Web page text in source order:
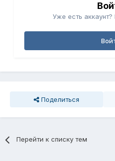
Уже есть
Поделиться
Перейти к списку тем